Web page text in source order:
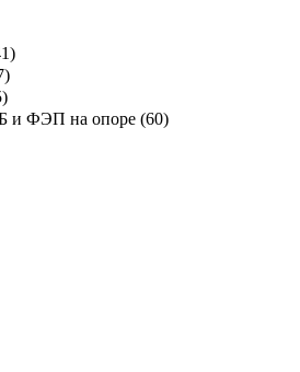
)
)
)
и ФЭП на опоре (60)